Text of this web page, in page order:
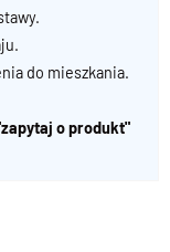
do mieszkania.
o produkt"